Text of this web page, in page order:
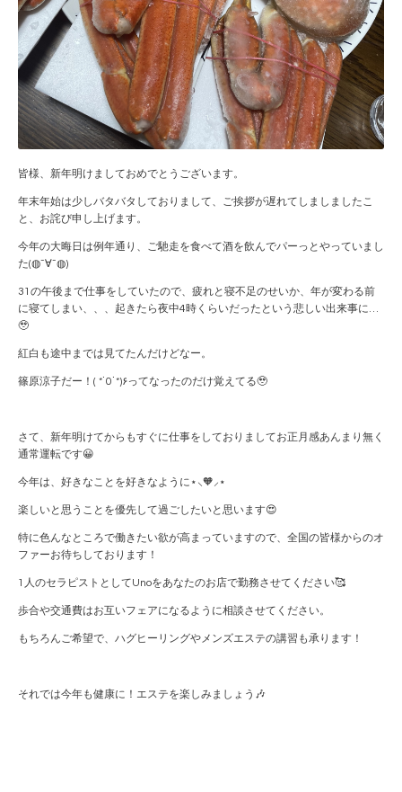
皆様、新年明けましておめでとうございます。
年末年始は少しバタバタしておりまして、ご挨拶が遅れてしましましたこ
と、お詫び申し上げます。
今年の大晦日は例年通り、ご馳走を食べて酒を飲んでパーっとやっていまし
た(◍¯∀¯◍)
31の午後まで仕事をしていたので、疲れと寝不足のせいか、年が変わる前
に寝てしまい、、、起きたら夜中4時くらいだったという悲しい出来事に…
🥹
紅白も途中までは見てたんだけどなー。
篠原涼子だー！( *˙0˙*)۶ってなったのだけ覚えてる🥹
さて、新年明けてからもすぐに仕事をしておりましてお正月感あんまり無く
通常運転です😀
今年は、好きなことを好きなように⋆⸜🧡⸝‍⋆
楽しいと思うことを優先して過ごしたいと思います😍
特に色んなところで働きたい欲が高まっていますので、全国の皆様からのオ
ファーお待ちしております！
1人のセラピストとしてUnoをあなたのお店で勤務させてください🥰
歩合や交通費はお互いフェアになるように相談させてください。
もちろんご希望で、ハグヒーリングやメンズエステの講習も承ります！
それでは今年も健康に！エステを楽しみましょう🎶